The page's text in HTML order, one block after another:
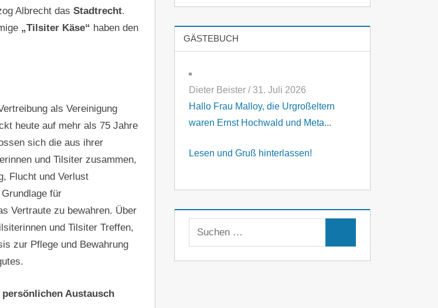
Albrecht das Stadtrecht.
„Tilsiter Käse“ haben den
als Vereinigung
heute auf mehr als 75 Jahre
sich die aus ihrer
und Tilsiter zusammen,
Flucht und Verlust
für
Vertraute zu bewahren. Über
und Tilsiter Treffen,
zur Pflege und Bewahrung
Austausch
GÄSTEBUCH
Dieter Beister /31. Juli 2026
Hallo Frau Malloy, die Urgroßeltern
waren Ernst Hochwald und Meta...
Lesen und Gruß hinterlassen!